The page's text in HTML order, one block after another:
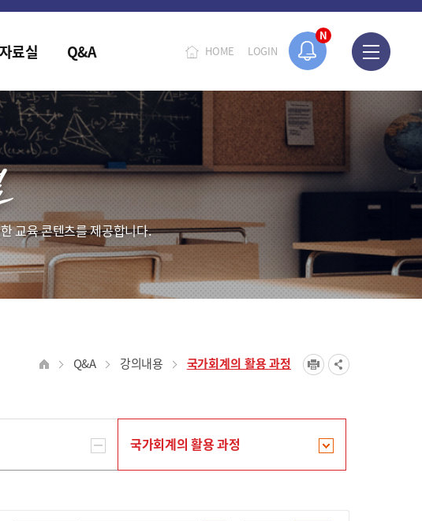
N
HOME LOGIN
료실 Q&A
교육 콘텐츠를 제공합니다.
Q&A 강의내용 국가회계의 활용 과정
국가회계의 활용 과정